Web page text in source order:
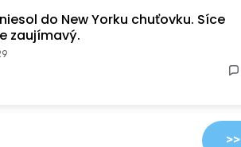
do New Yorku chuťovku. Síce
zaujímavý.
>>